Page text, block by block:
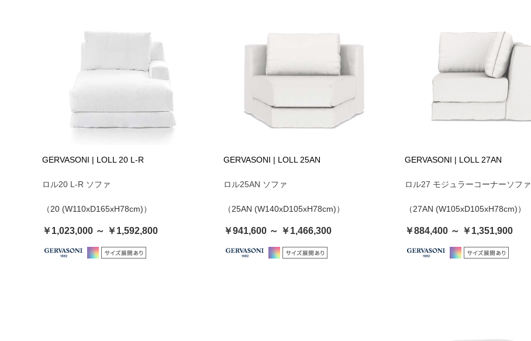
GERVASONI | LOLL 20 L-R
ロル20 L-R ソファ
（20 (W110xD165xH78cm)）
￥1,023,000 ～ ￥1,592,800
GERVASONI | LOLL 25AN
ロル25AN ソファ
（25AN (W140xD105xH78cm)）
￥941,600 ～ ￥1,466,300
GERVASONI | LOLL 27AN
ロル27 モジュラーコーナーソファ
（27AN (W105xD105xH78cm)）
￥884,400 ～ ￥1,351,900